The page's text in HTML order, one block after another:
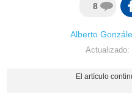
8
Alberto
Actualizado: